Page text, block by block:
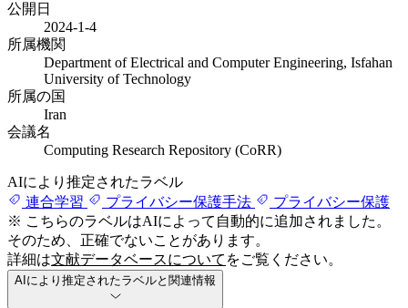
公開日
2024-1-4
所属機関
Department of Electrical and Computer Engineering, Isfahan
University of Technology
所属の国
Iran
会議名
Computing Research Repository (CoRR)
AIにより推定されたラベル
連合学習
プライバシー保護手法
プライバシー保護
※ こちらのラベルはAIによって自動的に追加されました。
そのため、正確でないことがあります。
詳細は文献データベースについて をご覧ください。
AIにより推定されたラベルと関連情報